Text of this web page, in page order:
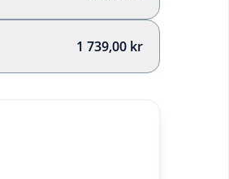
1 739,00 kr